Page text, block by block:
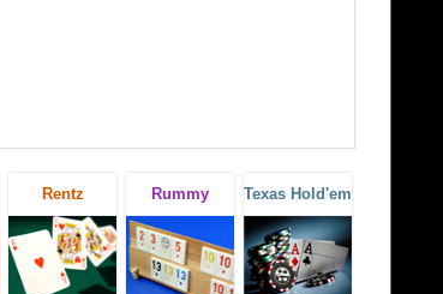
Rentz Rummy Texas Hold'em